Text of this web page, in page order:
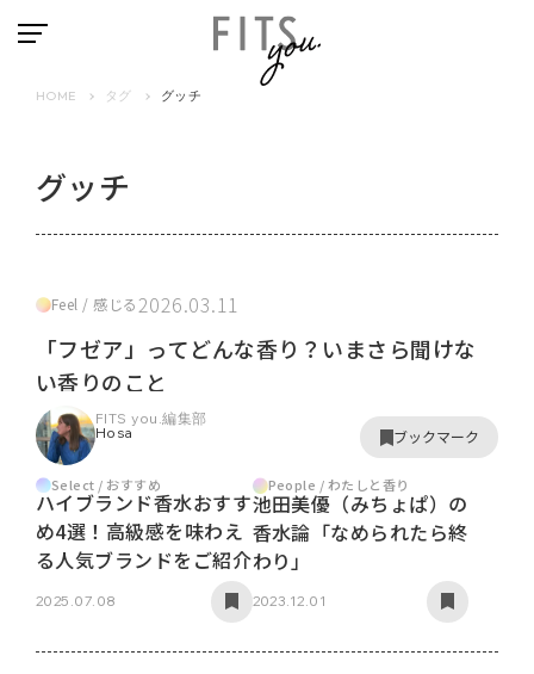
HOME タグ グッチ
グッチ
Feel / 感じる2026.03.11
「フゼア」ってどんな香り？いまさら聞けな
い香りのこと
FITS you.編集部
Hosa
ブックマーク
Select / おすすめ
ハイブランド香水おすす
め4選！高級感を味わえ
る人気ブランドをご紹介
2025.07.08
People / わたしと香り
池田美優（みちょぱ）の
香水論「なめられたら終
わり」
2023.12.01